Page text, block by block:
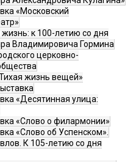
«Московский
к 100-летию со дня
Владимировича Гормина
церковно-
жизнь вещей»
«Десятинная улица:
«Слово о филармонии»
«Слово об Успенском».
К 105-летию со дня